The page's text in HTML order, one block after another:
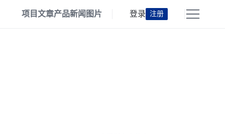
项目文章产品新闻 图片 登录 注册